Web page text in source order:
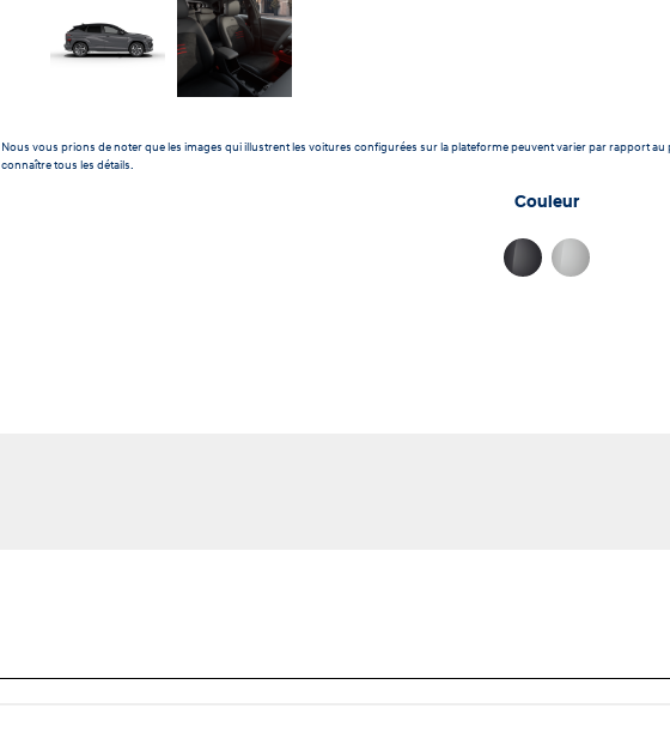
Nous vous prions de noter que les images qui illustrent les voitures configurées sur la plateforme peuvent varier par rapport
connaître tous les détails.
Couleur